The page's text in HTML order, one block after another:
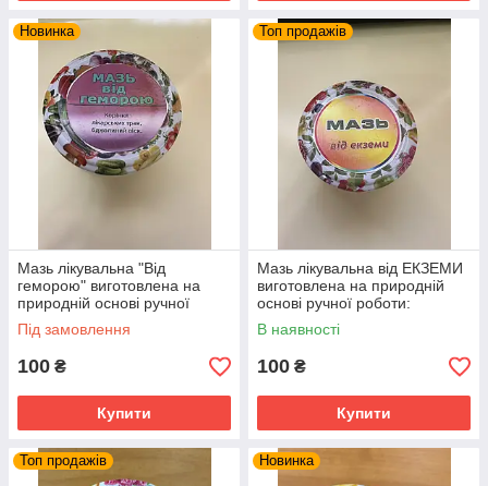
Новинка
Мазь лікувальна "Від
геморою" виготовлена на
природній основі ручної
роботи:
Під замовлення
100 ₴
Купити
Топ продажів
Мазь лікувальна від ЕКЗЕМИ
виготовлена на природній
основі ручної роботи:
В наявності
100 ₴
Купити
Топ продажів Новинка